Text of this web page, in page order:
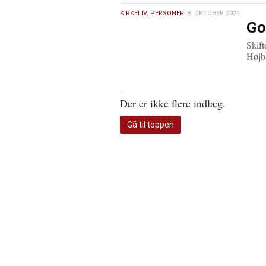
8.
KIRKELIV, PERSONER 8. OKTOBER 2024
Der er ikke flere indlæg.
Gå til toppen